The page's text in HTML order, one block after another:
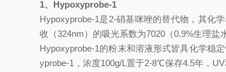
1、Hypoxyprobe-1
Hypoxyprobe-1是2-硝基咪唑的替代物，其化
收（324nm）的吸光系数为7020（0.9%生理盐
Hypoxyprobe-1的粉末和溶液形式皆具化学稳
yprobe-1，浓度100g/L置于2-8℃保存4.5年，